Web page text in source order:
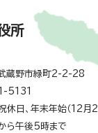
所
野市緑町2-2-28
5131
祝休日、年末年始（12
ら午後5時まで